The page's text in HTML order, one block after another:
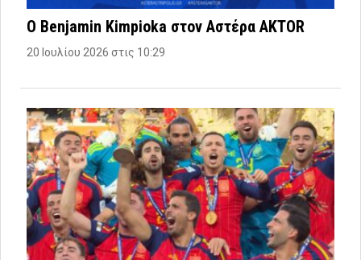
Ο Benjamin Kimpioka στον Αστέρα AKTOR
20 Ιουλίου 2026 στις 10:29